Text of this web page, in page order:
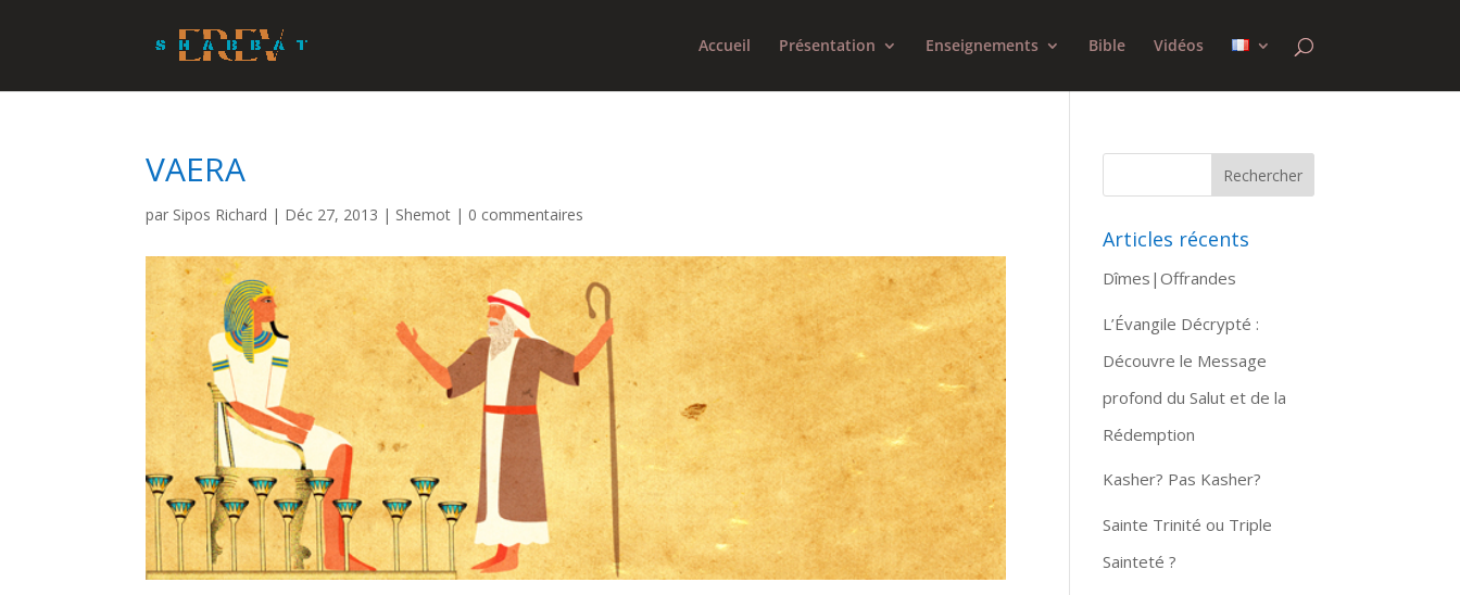
Accueil Présentation Enseignements Bible Vidéos
VAERA
par Sipos Richard | Déc 27, 2013 | Shemot | 0 commentaires
Articles récents
Dîmes|Offrandes
L’Évangile Décrypté :
Découvre le Message
profond du Salut et de la
Rédemption
Kasher? Pas Kasher?
Sainte Trinité ou Triple
Sainteté ?